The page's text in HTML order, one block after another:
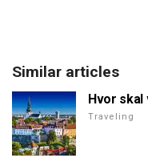
Similar articles
Hvor skal
Traveling